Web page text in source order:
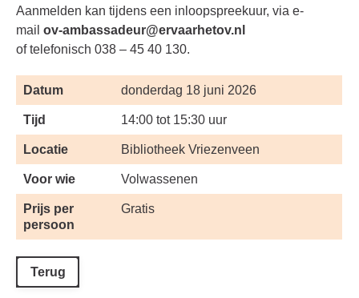
Aanmelden kan tijdens een inloopspreekuur, via e-
mail ov-ambassadeur@ervaarhetov.nl
of telefonisch 038 – 45 40 130.
Datum donderdag 18 juni 2026
Tijd 14:00 tot 15:30 uur
Locatie Bibliotheek Vriezenveen
Voor wie Volwassenen
Prijs per
persoon
Gratis
Terug